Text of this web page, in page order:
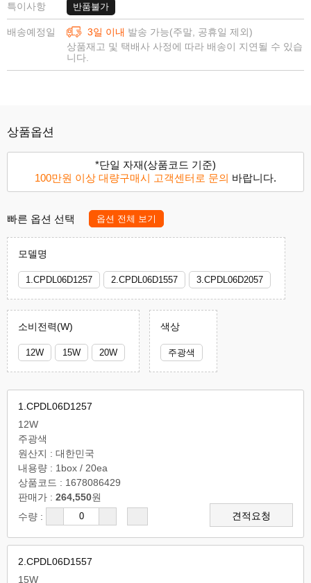
특이사항 반품불가
배송예정일 3일 이내 발송 가능(주말, 공휴일 제외)
상품재고 및 택배사 사정에 따라 배송이 지연될 수 있습
니다.
상품옵션
*단일 자재(상품코드 기준)
100만원 이상 대량구매시 고객센터로 문의 바랍니다.
빠른 옵션 선택 옵션 전체 보기
모델명
1.CPDL06D1257 2.CPDL06D1557 3.CPDL06D2057
소비전력(W)
12W 15W 20W
색상
주광색
1.CPDL06D1257
12W
주광색
원산지 : 대한민국
내용량 : 1box / 20ea
상품코드 : 1678086429
판매가 : 264,550원
수량 :
견적요청
2.CPDL06D1557
15W